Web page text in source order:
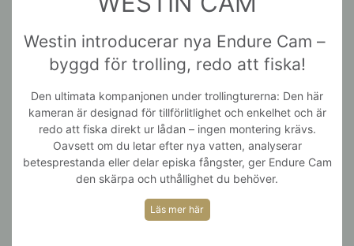
Westin introducerar nya Endure Cam –
byggd för trolling, redo att fiska!
Den ultimata kompanjonen under trollingturerna: Den här
kameran är designad för tillförlitlighet och enkelhet och är
redo att fiska direkt ur lådan – ingen montering krävs.
Oavsett om du letar efter nya vatten, analyserar
betesprestanda eller delar episka fångster, ger Endure Cam
den skärpa och uthållighet du behöver.
Läs mer här